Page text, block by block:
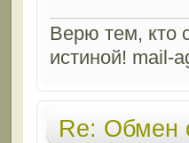
Верю тем, кто
истиной! mail-
Re: Обмен